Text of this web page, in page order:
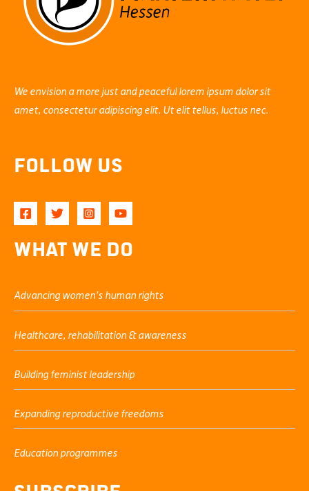
We envision a more just and peaceful lorem ipsum dolor sit
amet, consectetur adipiscing elit. Ut elit tellus, luctus nec.
Follow Us
What We Do
Advancing women’s human rights
Healthcare, rehabilitation & awareness
Building feminist leadership
Expanding reproductive freedoms
Education programmes